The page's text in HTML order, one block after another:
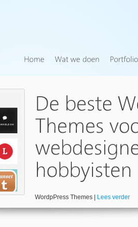
WordpPress Themes | Lees verder